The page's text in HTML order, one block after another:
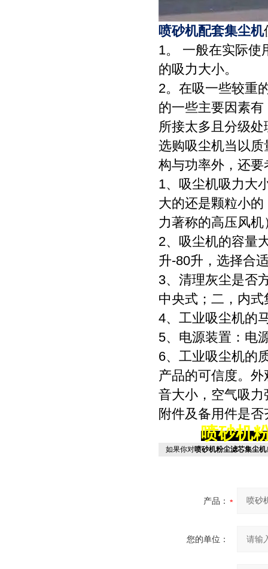
喷砂机配套集尘机
1。 一般在实际使
的吸力大小。
2。在吸一些较重
的一些主要因素
所接太多且分级处
选购吸尘机当以
构与功率外，还
1、吸尘机吸力大
大的还是颗粒小
力著称的高压风机
2、吸尘机的容量
升-80升，选择合
3、清理灰尘是否
中央式；二，内
4、工业吸尘机的
5、电源装置：电
6、工业吸尘机的
产品的可信度。
音大小，空气吸
附件及备用件是否
喷砂机
如果你对喷砂机粉尘滤芯集尘机
产品：
您的单位：